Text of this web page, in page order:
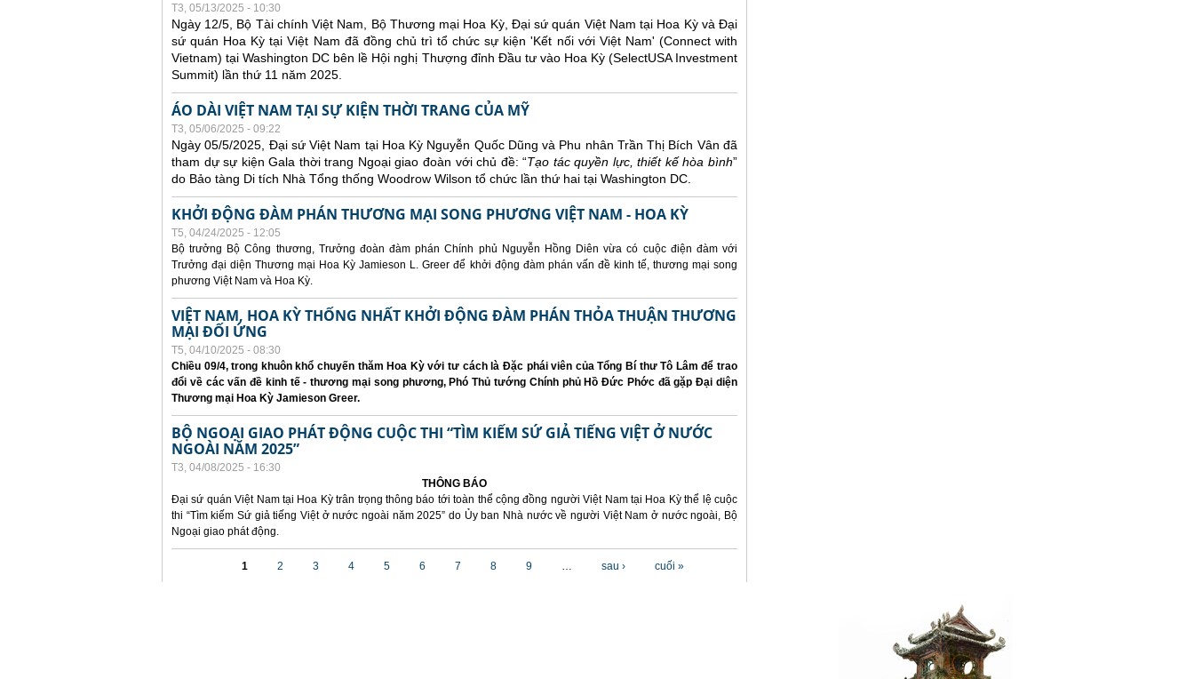
T3, 05/13/2025 - 10:30
Ngày 12/5, Bộ Tài chính Việt Nam, Bộ Thương mại Hoa Kỳ, Đại sứ quán Việt Nam tại Hoa Kỳ và Đại
sứ quán Hoa Kỳ tại Việt Nam đã đồng chủ trì tổ chức sự kiện 'Kết nối với Việt Nam' (Connect with
Vietnam) tại Washington DC bên lề Hội nghị Thượng đỉnh Đầu tư vào Hoa Kỳ (SelectUSA Investment
Summit) lần thứ 11 năm 2025.
ÁO DÀI VIỆT NAM TẠI SỰ KIỆN THỜI TRANG CỦA MỸ
T3, 05/06/2025 - 09:22
Ngày 05/5/2025, Đại sứ Việt Nam tại Hoa Kỳ Nguyễn Quốc Dũng và Phu nhân Trần Thị Bích Vân đã
tham dự sự kiện Gala thời trang Ngoại giao đoàn với chủ đề: “Tạo tác quyền lực, thiết kế hòa bình”
do Bảo tàng Di tích Nhà Tổng thống Woodrow Wilson tổ chức lần thứ hai tại Washington DC.
KHỞI ĐỘNG ĐÀM PHÁN THƯƠNG MẠI SONG PHƯƠNG VIỆT NAM - HOA KỲ
T5, 04/24/2025 - 12:05
Bộ trưởng Bộ Công thương, Trưởng đoàn đàm phán Chính phủ Nguyễn Hồng Diên vừa có cuộc điện đàm với
Trưởng đại diện Thương mại Hoa Kỳ Jamieson L. Greer để khởi động đàm phán vấn đề kinh tế, thương mại song
phương Việt Nam và Hoa Kỳ.
VIỆT NAM, HOA KỲ THỐNG NHẤT KHỞI ĐỘNG ĐÀM PHÁN THỎA THUẬN THƯƠNG
MẠI ĐỐI ỨNG
T5, 04/10/2025 - 08:30
Chiều 09/4, trong khuôn khổ chuyến thăm Hoa Kỳ với tư cách là Đặc phái viên của Tổng Bí thư Tô Lâm để trao
đổi về các vấn đề kinh tế - thương mại song phương, Phó Thủ tướng Chính phủ Hồ Đức Phớc đã gặp Đại diện
Thương mại Hoa Kỳ Jamieson Greer.
BỘ NGOẠI GIAO PHÁT ĐỘNG CUỘC THI “TÌM KIẾM SỨ GIẢ TIẾNG VIỆT Ở NƯỚC
NGOÀI NĂM 2025”
T3, 04/08/2025 - 16:30
THÔNG BÁO
Đại sứ quán Việt Nam tại Hoa Kỳ trân trọng thông báo tới toàn thể cộng đồng người Việt Nam tại Hoa Kỳ thể lệ cuộc
thi “Tìm kiếm Sứ giả tiếng Việt ở nước ngoài năm 2025” do Ủy ban Nhà nước về người Việt Nam ở nước ngoài, Bộ
Ngoại giao phát động.
1 2 3 4 5 6 7 8 9 … sau › cuối »